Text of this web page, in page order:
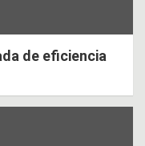
de eficiencia